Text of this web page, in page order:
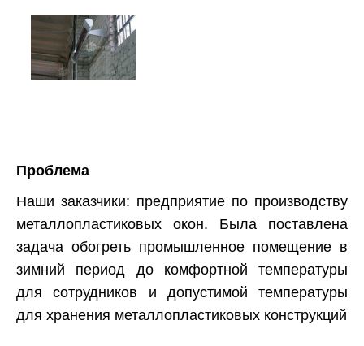
Проблема
Наши заказчики: предприятие по производству
металлопластиковых окон. Была поставлена
задача обогреть промышленное помещение в
зимний период до комфортной температуры
для сотрудников и допустимой температуры
для хранения металлопластиковых конструкций